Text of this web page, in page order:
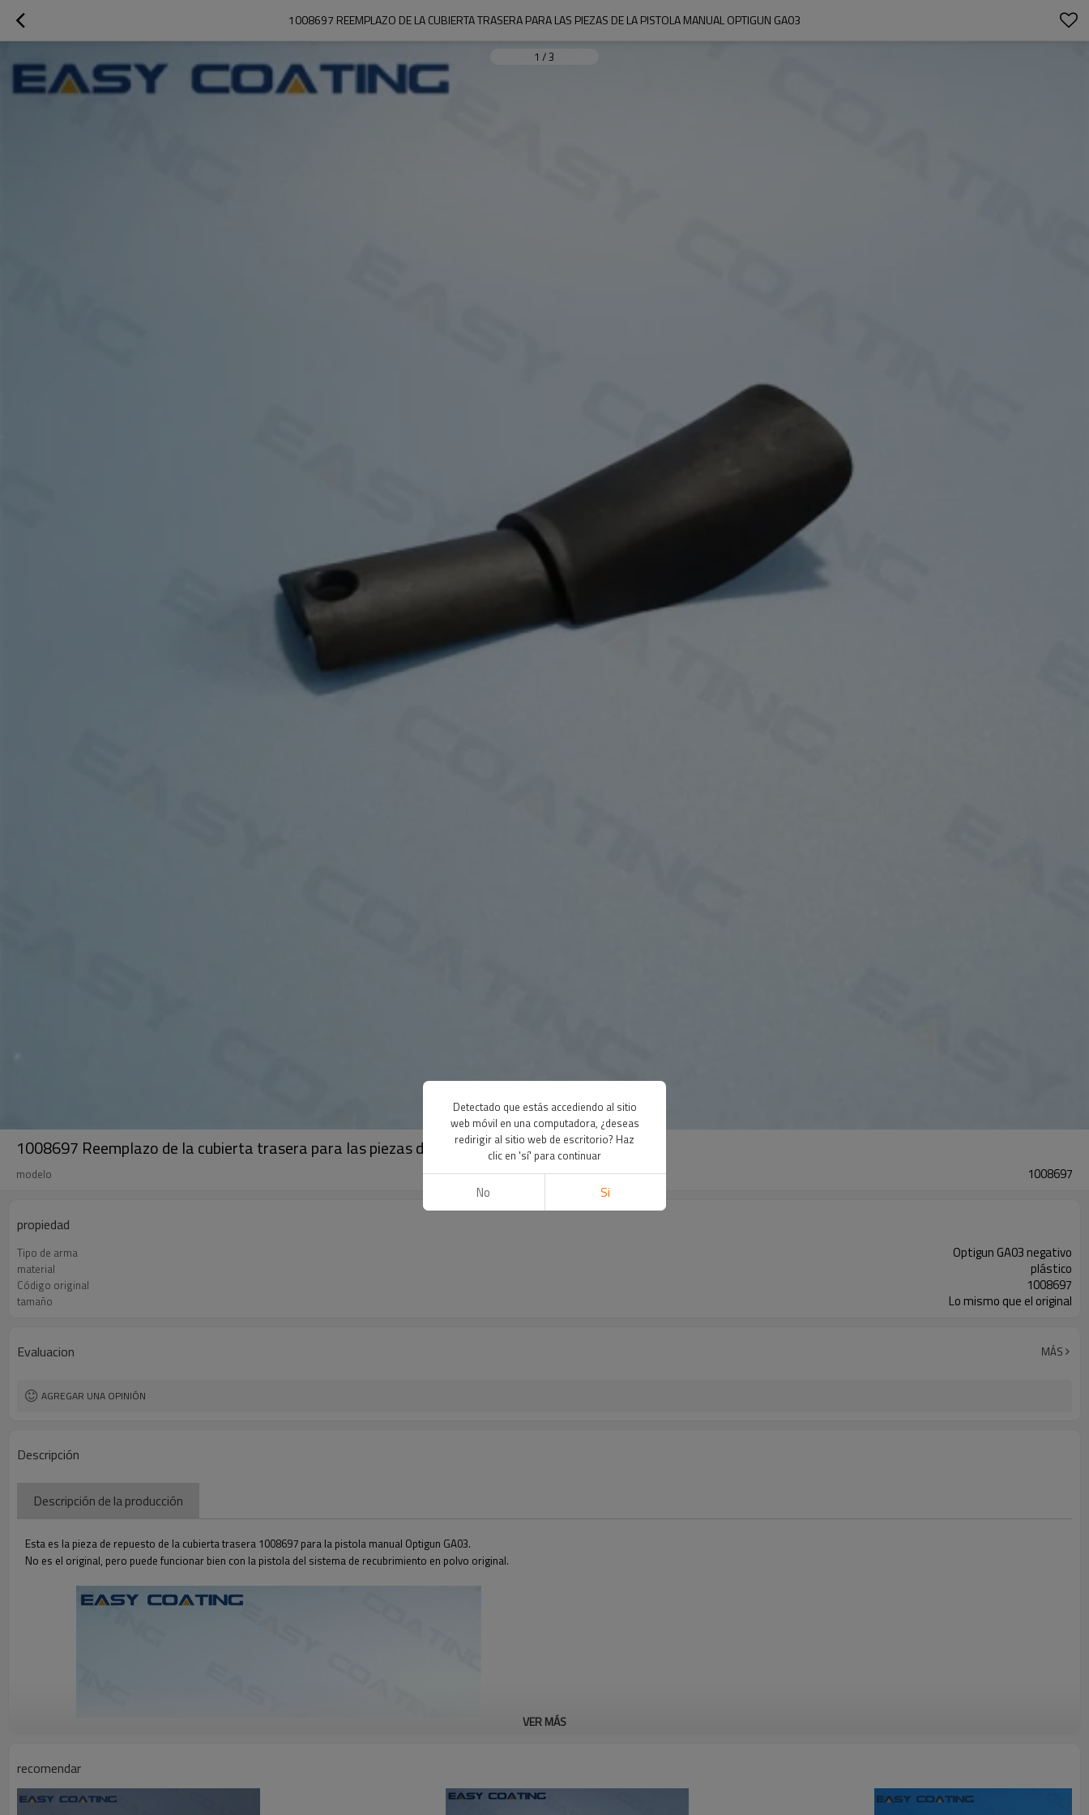
1008697 REEMPLAZO DE LA CUBIERTA TRASERA PARA LAS PIEZAS DE LA PISTOLA MANUAL OPTIGUN GA03
1 /3
1008697 Reemplazo de la cubierta trasera para las piezas de la pistola manual Optigun GA03
modelo 1008697
propiedad
Tipo de arma Optigun GA03 negativo
material plástico
Código original 1008697
tamaño Lo mismo que el original
Evaluacion MÁS
AGREGAR UNA OPINIÓN
Descripción
Descripción de la producción
Esta es la pieza de repuesto de la cubierta trasera 1008697 para la pistola manual Optigun GA03.
No es el original, pero puede funcionar bien con la pistola del sistema de recubrimiento en polvo original.
VER MÁS
recomendar
Detectado que estás accediendo al sitio
web móvil en una computadora, ¿deseas
redirigir al sitio web de escritorio? Haz
clic en 'sí' para continuar
No Si